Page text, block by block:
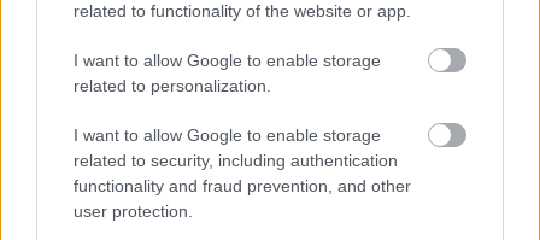
related to functionality of the website or app.
I want to allow Google to enable storage
related to personalization.
I want to allow Google to enable storage
related to security, including authentication
functionality and fraud prevention, and other
user protection.
Chaplint, azaz a Csavargót Hertelendy Attila
Kölyköt (váltott szereposztásban)Kovács Emánuel
Vizy Benedekalakítja. A főbb szerepeketDebrei
Nikol, Szakály AurélésBarsi Márton
játssza. A
díszletet és a jelmezeketCsík Györgytervezte, a
koreográfusGyenes Ildikó, a zenei vezető pedig
Máriás Zsolt.